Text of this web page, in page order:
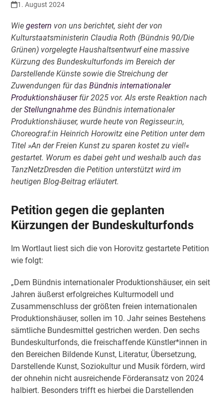
1. August 2024
Wiegestern von uns berichtet, sieht der von
Kulturstaatsministerin Claudia Roth (Bündnis 90/Die
Grünen) vorgelegte Haushaltsentwurf eine massive
Kürzung des Bundeskulturfonds im Bereich der
Darstellende Künste sowie die Streichung der
Zuwendungen für dasBündnis internationaler
Produktionshäuserfür 2025 vor. Als erste Reaktion nach
derStellungnahme des Bündnis internationaler
Produktionshäuser, wurde heute von Regisseur:in,
Choreograf:in Heinrich Horowitz eine Petition unter dem
Titel »An der Freien Kunst zu sparen kostet zu viel!«
gestartet. Worum es dabei geht und weshalb auch das
TanzNetzDresden die Petition unterstützt wird im
heutigen Blog-Beitrag erläutert.
Petition gegen die geplanten
Kürzungen der Bundeskulturfonds
Im Wortlaut liest sich die von Horovitz gestartete Petition
wie folgt:
„Dem Bündnis internationaler Produktionshäuser, ein seit
Jahren äußerst erfolgreiches Kulturmodell und
Zusammenschluss der größten freien internationalen
Produktionshäuser, sollen im 10. Jahr seines Bestehens
sämtliche Bundesmittel gestrichen werden. Den sechs
Bundeskulturfonds, die freischaffende Künstler*innen in
den Bereichen Bildende Kunst, Literatur, Übersetzung,
Darstellende Kunst, Soziokultur und Musik fördern, wird
der ohnehin nicht ausreichende Förderansatz von 2024
halbiert. Besonders trifft es hierbei die Darstellenden